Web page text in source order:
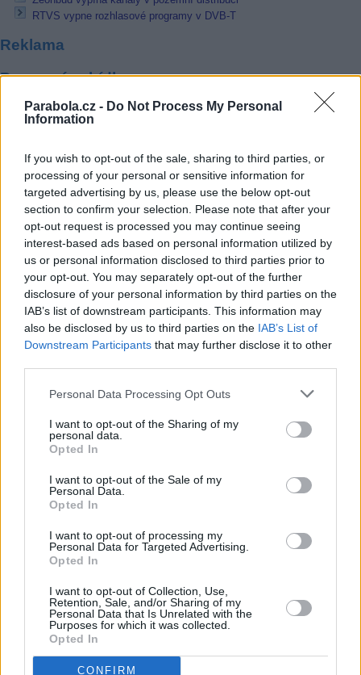
Parabola.cz - Do Not Process My Personal
Information
If you wish to opt-out of the sale, sharing to third parties, or
processing of your personal or sensitive information for
targeted advertising by us, please use the below opt-out
section to confirm your selection. Please note that after your
opt-out request is processed you may continue seeing
interest-based ads based on personal information utilized by
us or personal information disclosed to third parties prior to
your opt-out. You may separately opt-out of the further
disclosure of your personal information by third parties on the
IAB’s list of downstream participants. This information may
also be disclosed by us to third parties on the IAB’s List of
Downstream Participants that may further disclose it to other
Personal Data Processing Opt Outs
I want to opt-out of the Sharing of my
personal data.
Opted In
I want to opt-out of the Sale of my
Personal Data.
Opted In
I want to opt-out of processing my
Personal Data for Targeted Advertising.
Opted In
I want to opt-out of Collection, Use,
Retention, Sale, and/or Sharing of my
Personal Data that Is Unrelated with the
Purposes for which it was collected.
Opted In
CONFIRM
RTVS vypne rozhlasové programy v DVB-T
Reklama
Pracovní nabídky
07.08.2026 -Bosch Powertrain s.r.o. Jihlava • linkový střídač • mzda
48.400 Kč • příspěvek na ubytování (Jihlava, okres Jihlava)
48.400 Kč • náborový bonus 50.000 Kč • příspěvek na ubytování
okres Jihlava)
07.08.2026 - Specialista pro elektronická zařízení údržby (m/ž) (tř.
Klementa 869, Mladá Boleslav II)
06.08.2026 -Bosch Powertrain s.r.o. Jihlava • CNC operátor• mzda
Kč • náborový bonus 50.000 Kč • příspěvek na ubytování (Jihlava,
Jihlava)
06.08.2026 -Bosch Powertrain s.r.o. • montážní dělník • mzda 44.700
týdenní zálohy na mzdu 2.000 Kč (Jihlava, okres Jihlava)
... další nabídky zaměstnání
Vybrané články
Prima sport - co nabídne v prvním
vysílacím týdnu
Kdy a kde bude Prima sport k
naladění na Skylinku
Dovolená u moře•Bazény